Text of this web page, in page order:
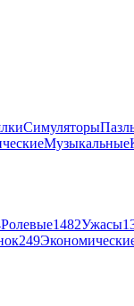
Симуляторы
Музыкальные
Ролевые1482Ужасы
249